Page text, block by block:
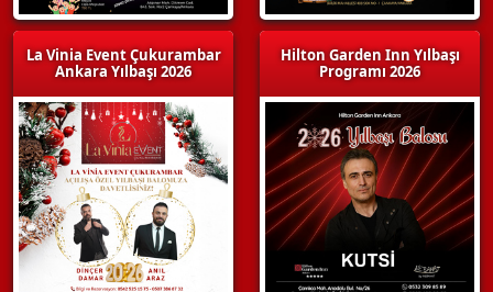
La Vinia Event Çukurambar
Ankara Yılbaşı 2026
Hilton Garden Inn Yılbaşı
Programı 2026